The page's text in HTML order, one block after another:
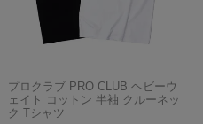
プロクラブ PRO CLUB ヘビーウ
ェイト コットン 半袖 クルーネッ
ク Tシャツ